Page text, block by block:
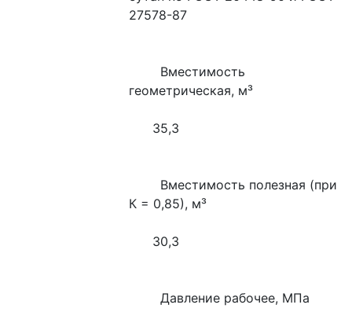
27578-87
геометрическая, м³
      35,3
К = 0,85), м³
      30,3
        Давление рабочее, МПа